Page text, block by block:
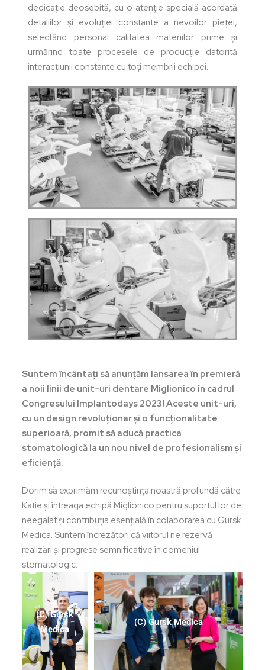
dedicație deosebită, cu o atenție specială acordată
detaliilor și evoluției constante a nevoilor pieței,
selectând personal calitatea materiilor prime și
urmărind toate procesele de producție datorită
interacțiunii constante cu toți membrii echipei.
Suntem încântați să anunțăm lansarea în premieră
a noii linii de unit-uri dentare Miglionico în cadrul
Congresului Implantodays 2023! Aceste unit-uri,
cu un design revoluționar și o funcționalitate
superioară, promit să aducă practica
stomatologică la un nou nivel de profesionalism și
eficiență.
Dorim să exprimăm recunoștința noastră profundă către
Katie și întreaga echipă Miglionico pentru suportul lor de
neegalat și contribuția esențială în colaborarea cu Gursk
Medica. Suntem încrezători că viitorul ne rezervă
realizări și progrese semnificative în domeniul
stomatologic.
(C) Gursk
Medica
(C) Gursk Medica